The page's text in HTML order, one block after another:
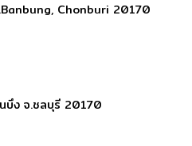
Chonburi 20170
บึง จ.ชลบุรี 20170